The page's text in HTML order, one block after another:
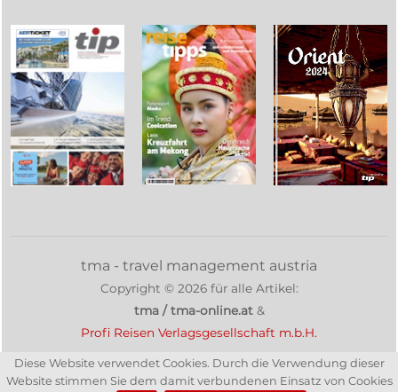
Diese Website verwendet Cookies. Durch die Verwendung dieser
Website stimmen Sie dem damit verbundenen Einsatz von Cookies
tma - travel management austria
Copyright © 2026für alle Artikel:
tma / tma-online.at&
Profi Reisen Verlagsgesellschaft m.b.H.